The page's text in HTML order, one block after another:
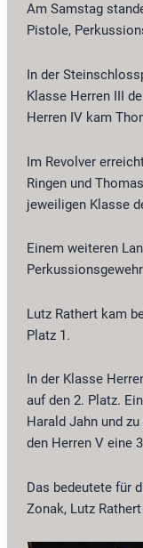
Am Samstag
Pistole,
In der
Klasse Herren III
Herren IV kam
Im Revolver
Ringen und
jeweiligen Klasse
Einem weiteren
Lutz Rathert kam
Platz 1.
In der Klasse
auf den 2. Platz.
Harald Jahn und
den Herren V eine
Das bedeutete für
Zonak, Lutz